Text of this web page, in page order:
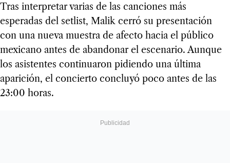
Tras interpretar varias de las canciones más
esperadas del setlist, Malik cerró su presentación
con una nueva muestra de afecto hacia el público
mexicano antes de abandonar el escenario. Aunque
los asistentes continuaron pidiendo una última
aparición, el concierto concluyó poco antes de las
23:00 horas.